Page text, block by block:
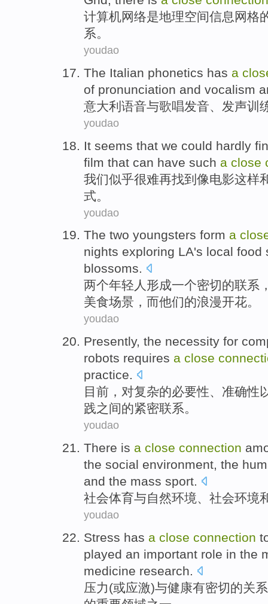
计算机网络是地理空间信息 网格
系。
youdao
The Italian phonetics has a
of pronunciation and vocalism
意大利 语音与歌唱发音、 发声训
youdao
It seems that we could hardly
film that can have such a close
我们似乎很难再找到像电影这样
式。
youdao
The two youngsters form a
nights exploring LA's local food
blossoms.
两个年轻人 形成一个密切的联系
美食场景 ， 而他们的浪漫开花。
youdao
Presently, the necessity for
robots requires a close
practice.
目前 ， 对复杂的必要性、 准确性
践之间的紧密联系。
youdao
There is a close connection
the social environment, the
and the mass sport.
社会体育与自然环境、社会环境
youdao
Stress has a close connection
played an important role in the
medicine research.
压力(或应激)与健康有密切的关